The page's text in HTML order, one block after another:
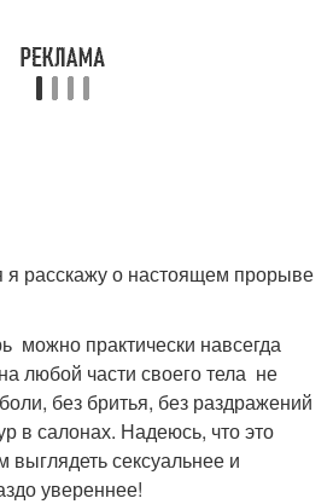
я расскажу о настоящем прорыве
можно практически навсегда
любой части своего тела не
без бритья, без раздражений
в салонах. Надеюсь, что это
сексуальнее и
увереннее!